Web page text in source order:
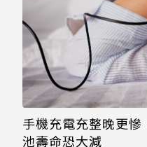
手機充電充整晚更
池壽命恐大減